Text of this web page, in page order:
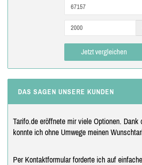
Jetzt vergleichen
DAS SAGEN UNSERE KUNDEN
Tarifo.de eröffnete mir viele Optionen. Dank
konnte ich ohne Umwege meinen
Per Kontaktformular forderte ich auf